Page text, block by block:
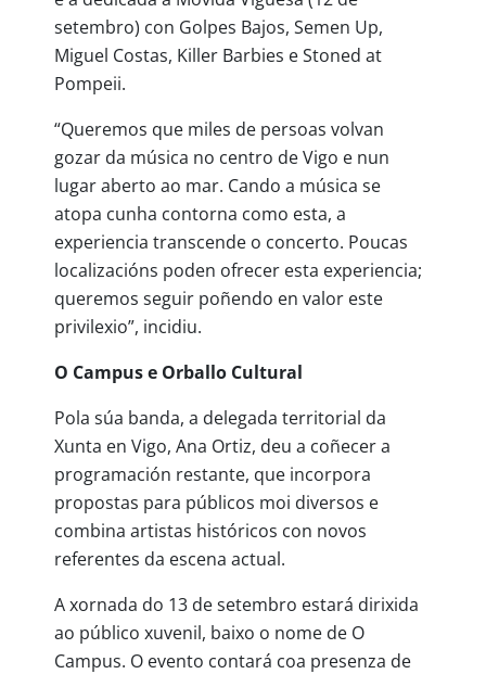
setembro) con Golpes Bajos, Semen Up,
Miguel Costas, Killer Barbies e Stoned at
Pompeii.
“Queremos que miles de persoas volvan
gozar da música no centro de Vigo e nun
lugar aberto ao mar. Cando a música se
atopa cunha contorna como esta, a
experiencia transcende o concerto. Poucas
localizacións poden ofrecer esta experiencia;
queremos seguir poñendo en valor este
privilexio”, incidiu.
O Campus e Orballo Cultural
Pola súa banda, a delegada territorial da
Xunta en Vigo, Ana Ortiz, deu a coñecer a
programación restante, que incorpora
propostas para públicos moi diversos e
combina artistas históricos con novos
referentes da escena actual.
A xornada do 13 de setembro estará dirixida
ao público xuvenil, baixo o nome de O
Campus. O evento contará coa presenza de